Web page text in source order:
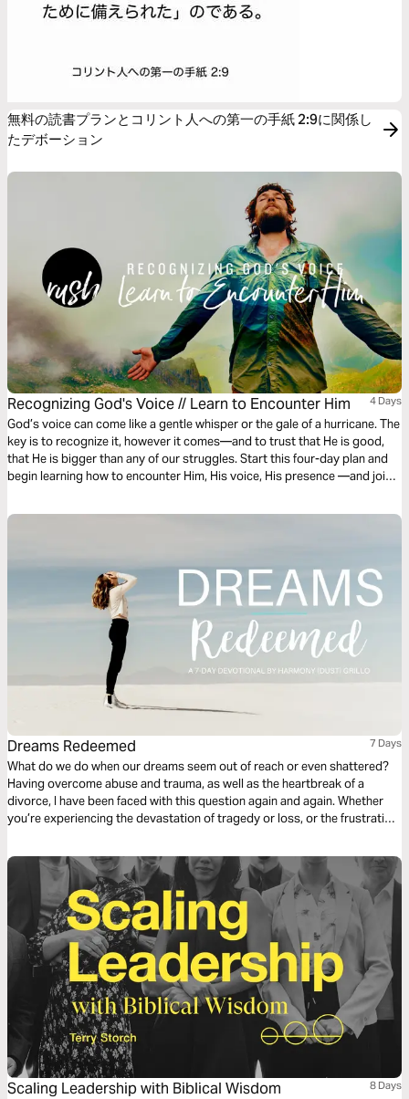
無料の読書プランとコリント人への第一の手紙 2:9に関係し
たデボーション
Recognizing God's Voice // Learn to Encounter Him 4 Days
God’s voice can come like a gentle whisper or the gale of a hurricane. The
key is to recognize it, however it comes—and to trust that He is good,
that He is bigger than any of our struggles. Start this four-day plan and
begin learning how to encounter Him, His voice, His presence —and join
Dreams Redeemed 7 Days
What do we do when our dreams seem out of reach or even shattered?
Having overcome abuse and trauma, as well as the heartbreak of a
divorce, I have been faced with this question again and again. Whether
you’re experiencing the devastation of tragedy or loss, or the frustration
Friend, it’s time to dream again.
Scaling Leadership with Biblical Wisdom 8 Days